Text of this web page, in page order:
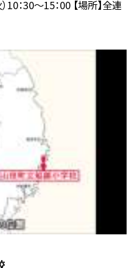
10：30〜15：00 【場所】全連